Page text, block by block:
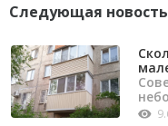
Следующая